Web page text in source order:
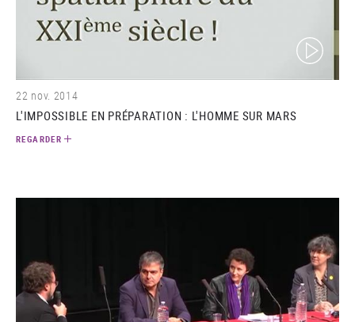
(video)
22 nov. 2014
L'IMPOSSIBLE EN PRÉPARATION : L'HOMME SUR MARS
REGARDER